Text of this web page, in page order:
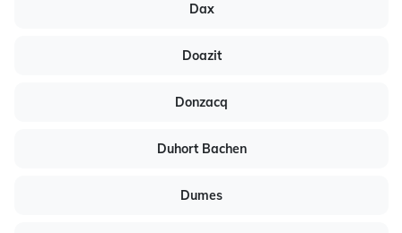
Dax
Doazit
Donzacq
Duhort Bachen
Dumes